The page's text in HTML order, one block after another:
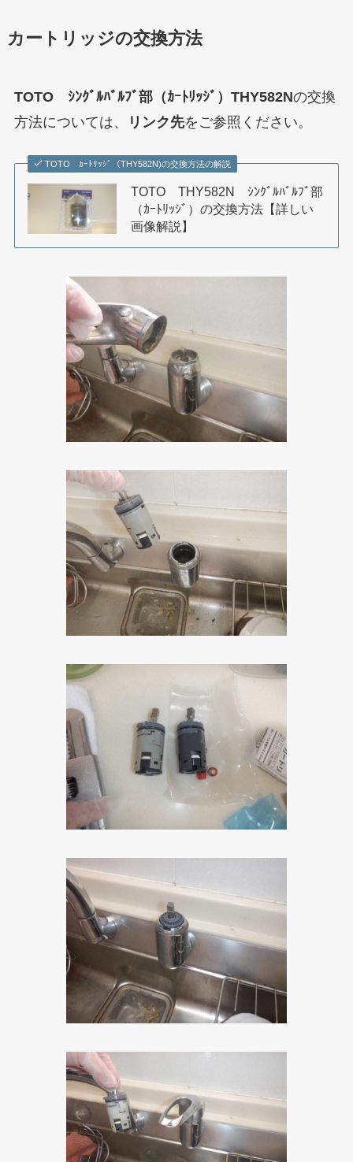
カートリッジの交換方法
TOTO ｼﾝｸﾞﾙﾊﾞﾙﾌﾞ部（ｶｰﾄﾘｯｼﾞ）THY582Nの交換
方法については、
リンク先をご参照ください。
TOTO ｶｰﾄﾘｯｼﾞ（THY582N)の交換方法の解説
TOTO THY582N ｼﾝｸﾞﾙﾊﾞﾙﾌﾞ部
（ｶｰﾄﾘｯｼﾞ）の交換方法【詳しい
画像解説】